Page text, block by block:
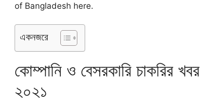
of Bangladesh here.
একনজরে
কোম্পানি ও বেসরকারি চাকরির খবর
২০২১